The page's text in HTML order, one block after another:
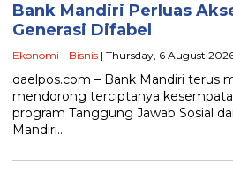
Bank Mandiri Perluas
Generasi Difabel
Ekonomi - Bisnis | Thursday, 6 August
daelpos.com – Bank Mandiri
mendorong terciptanya
program Tanggung Jawab Sosial
Mandiri…